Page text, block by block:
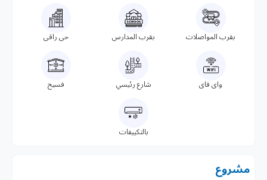
بقرب المواصلات بقرب المدارس حى راقى
واى فاى شارع رئيسي فسيح
بالتكييفات
مشروع